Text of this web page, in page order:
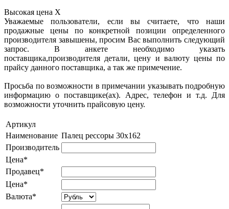
Высокая цена X
Уважаемые пользователи, если вы считаете, что наши
продажные цены по конкретной позиции определенного
производителя завышены, просим Вас выполнить следующий
запрос. В анкете необходимо указать
поставщика,производителя детали, цену и валюту цены по
прайсу данного поставщика, а так же примечение.
Просьба по возможности в примечании указывать подробную
информацию о поставщике(ах). Адрес, телефон и т.д. Для
возможности уточнить прайсовую цену.
Артикул
Наименование Палец рессоры 30x162
Производитель
Цена*
Продавец*
Цена*
Валюта*